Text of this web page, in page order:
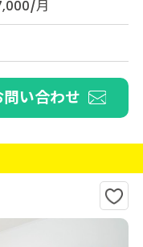
月
問い合わせ